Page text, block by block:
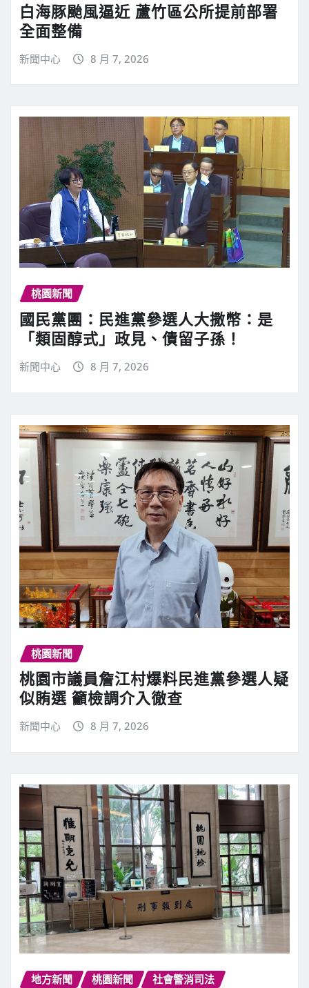
白海豚颱風逼近 蘆竹區公所提前部署
全面整備
新聞中心 8 月 7, 2026
桃園新聞
國民黨團：民進黨參選人大撒幣：是
「類固醇式」政見、債留子孫！
新聞中心 8 月 7, 2026
桃園新聞
桃園市議員詹江村爆料民進黨參選人疑
似賄選 籲檢調介入徹查
新聞中心 8 月 7, 2026
地方新聞 桃園新聞 社會警消司法